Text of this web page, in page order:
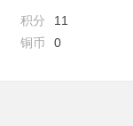
积分
11
铜币 0